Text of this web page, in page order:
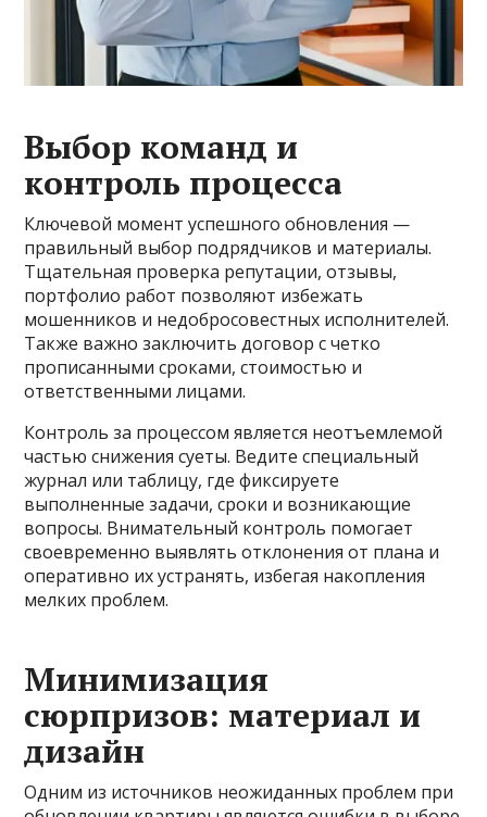
Выбор команд и
контроль процесса
Ключевой момент успешного обновления —
правильный выбор подрядчиков и материалы.
Тщательная проверка репутации, отзывы,
портфолио работ позволяют избежать
мошенников и недобросовестных исполнителей.
Также важно заключить договор с четко
прописанными сроками, стоимостью и
ответственными лицами.
Контроль за процессом является неотъемлемой
частью снижения суеты. Ведите специальный
журнал или таблицу, где фиксируете
выполненные задачи, сроки и возникающие
вопросы. Внимательный контроль помогает
своевременно выявлять отклонения от плана и
оперативно их устранять, избегая накопления
мелких проблем.
Минимизация
сюрпризов: материал и
дизайн
Одним из источников неожиданных проблем при